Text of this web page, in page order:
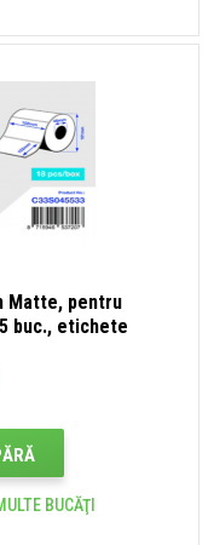
Matte, pentru
buc., etichete
BUCĂŢI